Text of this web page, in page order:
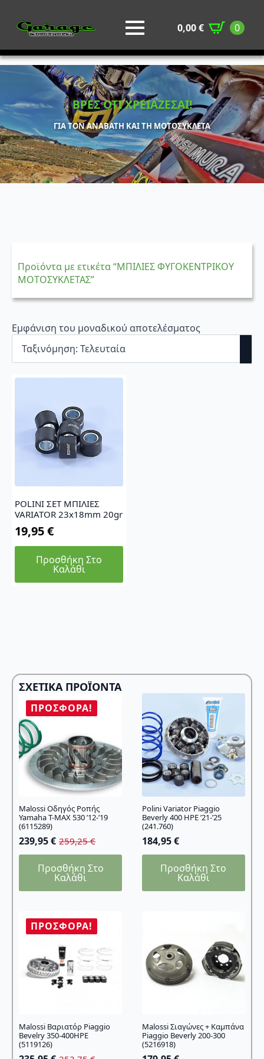
0,00€ 0
ΒΡΕΣ ΟΤΙ ΧΡΕΙΑΖΕΣΑΙ!
ΓΙΑ ΤΟΝ ΑΝΑΒΑΤΗ ΚΑΙ ΤΗ ΜΟΤΟΣΥΚΛΕΤΑ
Προϊόντα με ετικέτα “ΜΠΙΛΙΕΣ ΦΥΓΟΚΕΝΤΡΙΚΟΥ
ΜΟΤΟΣΥΚΛΕΤΑΣ”
Εμφάνιση του μοναδικού αποτελέσματος
POLINI ΣΕΤ ΜΠΙΛΙΕΣ
VARIATOR 23x18mm 20gr
19,95€
Προσθήκη Στο
Καλάθι
ΣΧΕΤΙΚΆ ΠΡΟΪΌΝΤΑ
ΠΡΟΣΦΟΡΆ!
Malossi Οδηγός Ροπής
Yamaha T-MAX 530 ’12-’19
(6115289)
259,25€
Original
price
was:
259,25 €.
239,95€
Η
τρέχουσα
τιμή
239,95 €.
Προσθήκη Στο
Καλάθι
Polini Variator Piaggio
Beverly 400 HPE ’21-’25
(241.760)
184,95€
Προσθήκη Στο
Καλάθι
ΠΡΟΣΦΟΡΆ!
Malossi Βαριατόρ Piaggio
Bevelry 350-400HPE
(5119126)
Malossi Σιαγώνες + Καμπάνα
Piaggio Beverly 200-300
(5216918)